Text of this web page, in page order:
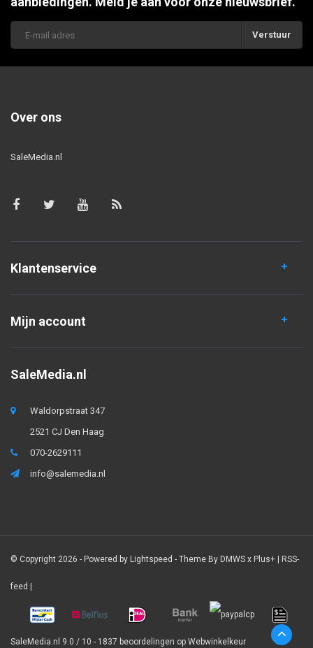
Verstuur
Over ons
SaleMedia.nl
Klantenservice
Mijn account
SaleMedia.nl
Waldorpstraat 347
2521 CJ Den Haag
070-2629111
info@salemedia.nl
© Copyright 2026 - Powered by Lightspeed - Theme By DMWS x Plus+ RSS-
feed
SaleMedia.nl 9.0 / 10 - 1837 beoordelingen op Webwinkelkeur